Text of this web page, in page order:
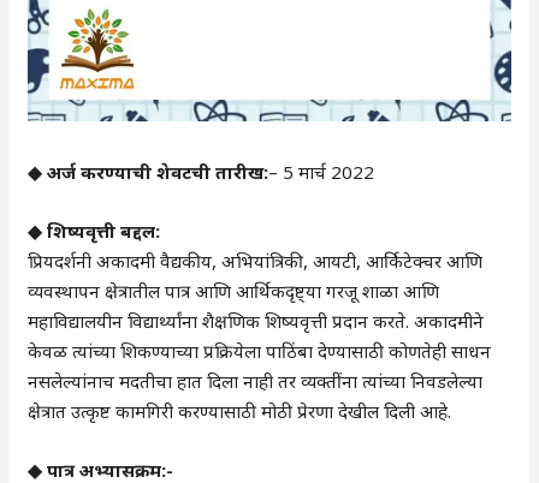
◆ अर्ज करण्याची शेवटची तारीख:– 5 मार्च 2022
◆ शिष्यवृत्ती बद्दल:
प्रियदर्शनी अकादमी वैद्यकीय, अभियांत्रिकी, आयटी, आर्किटेक्चर आणि
व्यवस्थापन क्षेत्रातील पात्र आणि आर्थिकदृष्ट्या गरजू शाळा आणि
महाविद्यालयीन विद्यार्थ्यांना शैक्षणिक शिष्यवृत्ती प्रदान करते. अकादमीने
केवळ त्यांच्या शिकण्याच्या प्रक्रियेला पाठिंबा देण्यासाठी कोणतेही साधन
नसलेल्यांनाच मदतीचा हात दिला नाही तर व्यक्तींना त्यांच्या निवडलेल्या
क्षेत्रात उत्कृष्ट कामगिरी करण्यासाठी मोठी प्रेरणा देखील दिली आहे.
◆ पात्र अभ्यासक्रम:-